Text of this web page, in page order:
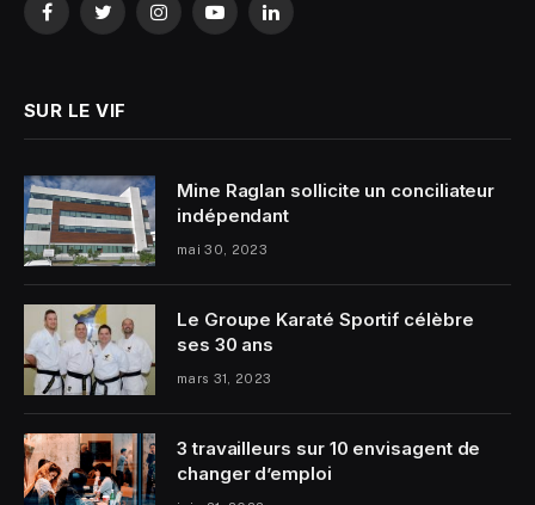
FacebookTwitterInstagramYouTubeLinkedIn
SUR LE VIF
Mine Raglan sollicite un conciliateur
indépendant
mai 30, 2023
Le Groupe Karaté Sportif célèbre
ses 30 ans
mars 31, 2023
3 travailleurs sur 10 envisagent de
changer d’emploi